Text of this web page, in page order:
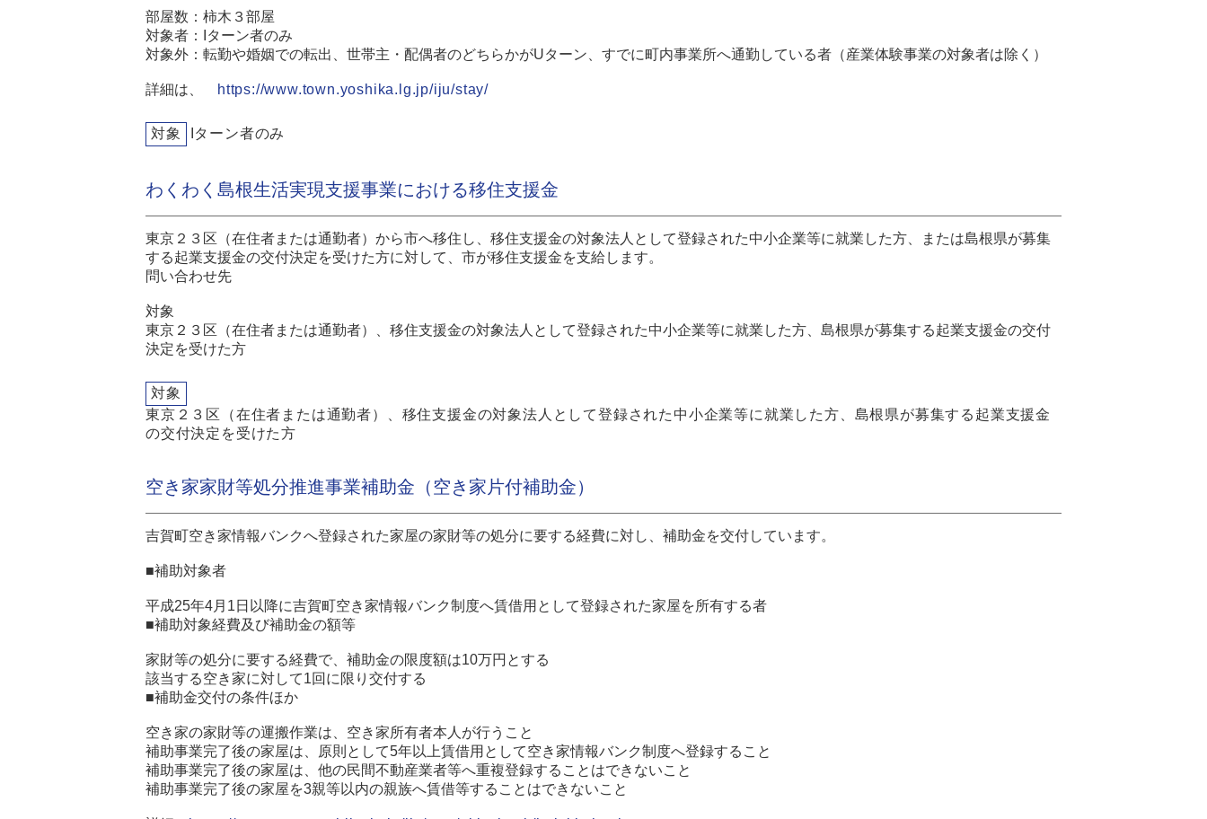
部屋数：柿木３部屋
対象者：Iターン者のみ
対象外：転勤や婚姻での転出、世帯主・配偶者のどちらかがUターン、すでに町内事業所へ通勤している者（産業体験事業の対象者は除く）
詳細は、 https://www.town.yoshika.lg.jp/iju/stay/
対象 Iターン者のみ
わくわく島根生活実現支援事業における移住支援金
東京２３区（在住者または通勤者）から市へ移住し、移住支援金の対象法人として登録された中小企業等に就業した方、または島根県が募集
する起業支援金の交付決定を受けた方に対して、市が移住支援金を支給します。
問い合わせ先
対象
東京２３区（在住者または通勤者）、移住支援金の対象法人として登録された中小企業等に就業した方、島根県が募集する起業支援金の交付
決定を受けた方
対象
東京２３区（在住者または通勤者）、移住支援金の対象法人として登録された中小企業等に就業した方、島根県が募集する起業支援金
の交付決定を受けた方
空き家家財等処分推進事業補助金（空き家片付補助金）
吉賀町空き家情報バンクへ登録された家屋の家財等の処分に要する経費に対し、補助金を交付しています。
■補助対象者
平成25年4月1日以降に吉賀町空き家情報バンク制度へ賃借用として登録された家屋を所有する者
■補助対象経費及び補助金の額等
家財等の処分に要する経費で、補助金の限度額は10万円とする
該当する空き家に対して1回に限り交付する
■補助金交付の条件ほか
空き家の家財等の運搬作業は、空き家所有者本人が行うこと
補助事業完了後の家屋は、原則として5年以上賃借用として空き家情報バンク制度へ登録すること
補助事業完了後の家屋は、他の民間不動産業者等へ重複登録することはできないこと
補助事業完了後の家屋を3親等以内の親族へ賃借等することはできないこと